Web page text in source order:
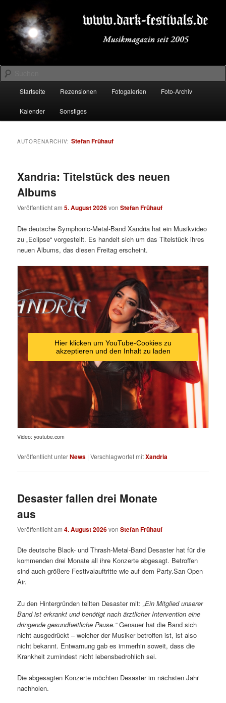
primären
Inhalt
springen
sekundären
Inhalt
springenDARK-FESTIVALS.DE
Suchen
Startseite Rezensionen Fotogalerien Foto-Archiv
Kalender Sonstiges
AUTORENARCHIV:Stefan Frühauf
Xandria: Titelstück des neuen
Albums
Veröffentlicht am5. August 2026vonStefan Frühauf
Die deutsche Symphonic-Metal-Band Xandria hat ein Musikvideo
zu „Eclipse“ vorgestellt. Es handelt sich um das Titelstück ihres
neuen Albums, das diesen Freitag erscheint.
Hier klicken um YouTube-Cookies zu
akzeptieren und den Inhalt zu laden
Video: youtube.com
Veröffentlicht unterNews |Verschlagwortet mitXandria
Desaster fallen drei Monate
aus
Veröffentlicht am4. August 2026vonStefan Frühauf
Die deutsche Black- und Thrash-Metal-Band Desaster hat für die
kommenden drei Monate all ihre Konzerte abgesagt. Betroffen
sind auch größere Festivalauftritte wie auf dem Party.San Open
Air.
Zu den Hintergründen teilten Desaster mit:„Ein Mitglied unserer
Band ist erkrankt und benötigt nach ärztlicher Intervention eine
dringende gesundheitliche Pause.“Genauer hat die Band sich
nicht ausgedrückt – welcher der Musiker betroffen ist, ist also
nicht bekannt. Entwarnung gab es immerhin soweit, dass die
Krankheit zumindest nicht lebensbedrohlich sei.
Die abgesagten Konzerte möchten Desaster im nächsten Jahr
nachholen.